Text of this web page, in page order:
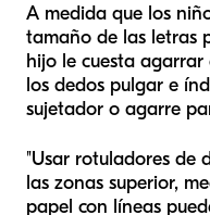
A medida que los
tamaño de las letras
hijo le cuesta
los dedos pulgar e
sujetador o agarre
"Usar rotuladores de
las zonas superior,
papel con líneas